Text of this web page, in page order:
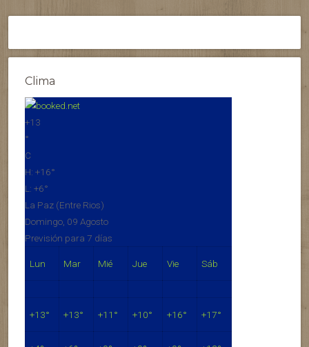
Clima
+13
°
C
H: +16°
L: +6°
La Paz (Entre Rios)
Domingo, 09 Agosto
Previsión para 7 días
Lun Mar Mié Jue Vie Sáb
+13° +13° +11° +10° +16° +17°